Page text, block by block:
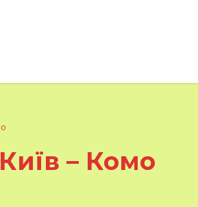
– Комо